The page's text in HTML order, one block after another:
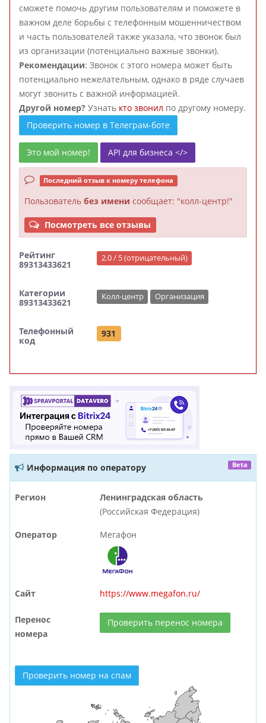
сможете помочь другим пользователям и поможете в
важном деле борьбы с телефонным мошенничеством
и часть пользователей также указала, что звонок был
из организации (потенциально важные звонки).
Рекомендации: Звонок с этого номера может быть
потенциально нежелательным, однако в ряде случаев
могут звонить с важной информацией.
Другой номер? Узнать кто звонил по другому номеру.
Проверить номер в Телеграм-боте
Это мой номер! API для бизнеса </>
Последний отзыв к номеру телефона
Пользователь без имени сообщает: "колл-центр!"
Посмотреть все отзывы
Рейтинг
89313433621
2.0 / 5 (отрицательный)
Категории
89313433621
Колл-центр Организация
Телефонный
код
931
Информация по оператору Beta
Регион
Ленинградская область
(Российская Федерация)
Оператор Мегафон
Сайт https://www.megafon.ru/
Перенос
номера
Проверить перенос номера
Проверить номер на спам